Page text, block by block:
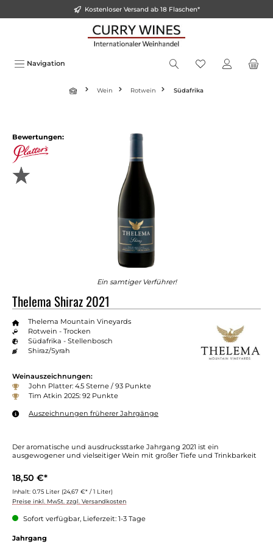
Kostenloser Versand ab 18 Flaschen*
Navigation
Wein Rotwein Südafrika
Bewertungen:
Ein samtiger Verführer!
Thelema Shiraz 2021
Thelema Mountain Vineyards
Rotwein - Trocken
Südafrika - Stellenbosch
Shiraz/Syrah
Weinauszeichnungen:
John Platter: 4.5 Sterne / 93 Punkte
Tim Atkin 2025: 92 Punkte
Auszeichnungen früherer Jahrgänge
Der aromatische und ausdrucksstarke Jahrgang 2021 ist ein
ausgewogener und vielseitiger Wein mit großer Tiefe und Trinkbarkeit
18,50 €*
Inhalt: 0.75 Liter (24,67 €* / 1 Liter)
Preise inkl. MwSt. zzgl. Versandkosten
Sofort verfügbar, Lieferzeit: 1-3 Tage
Jahrgang